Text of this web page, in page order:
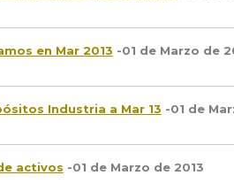
en Mar 2013 -01 de Marzo de
Industria a Mar 13 -01 de
activos -01 de Marzo de 2013